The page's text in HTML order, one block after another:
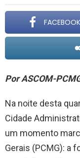
FACEBOOK
Por ASCOM-
Na noite desta
Cidade
um momento
Gerais (PCMG): a